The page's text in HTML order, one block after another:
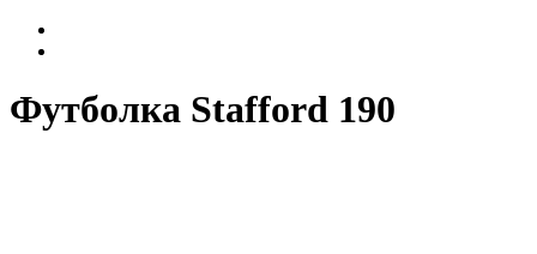
Футболка Stafford 190